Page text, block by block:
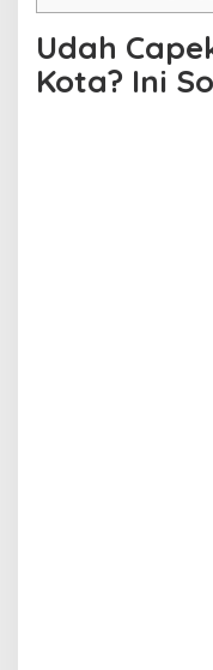
Udah
Kota? Ini